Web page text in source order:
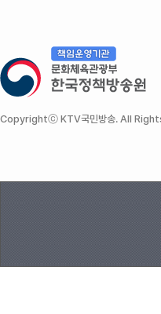
Copyrightⓒ KTV국민방송. All